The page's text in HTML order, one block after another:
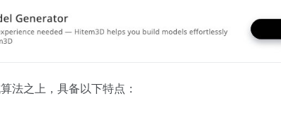
法之上，具备以下特点：